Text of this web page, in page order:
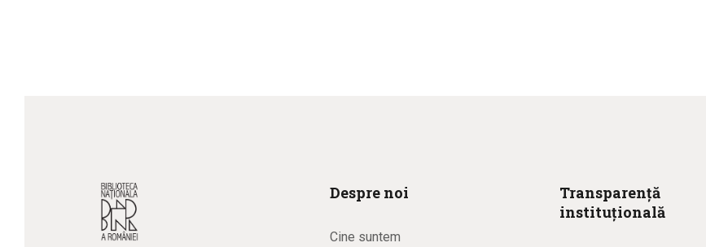
Despre noi
Cine suntem
Transparență
instituțională